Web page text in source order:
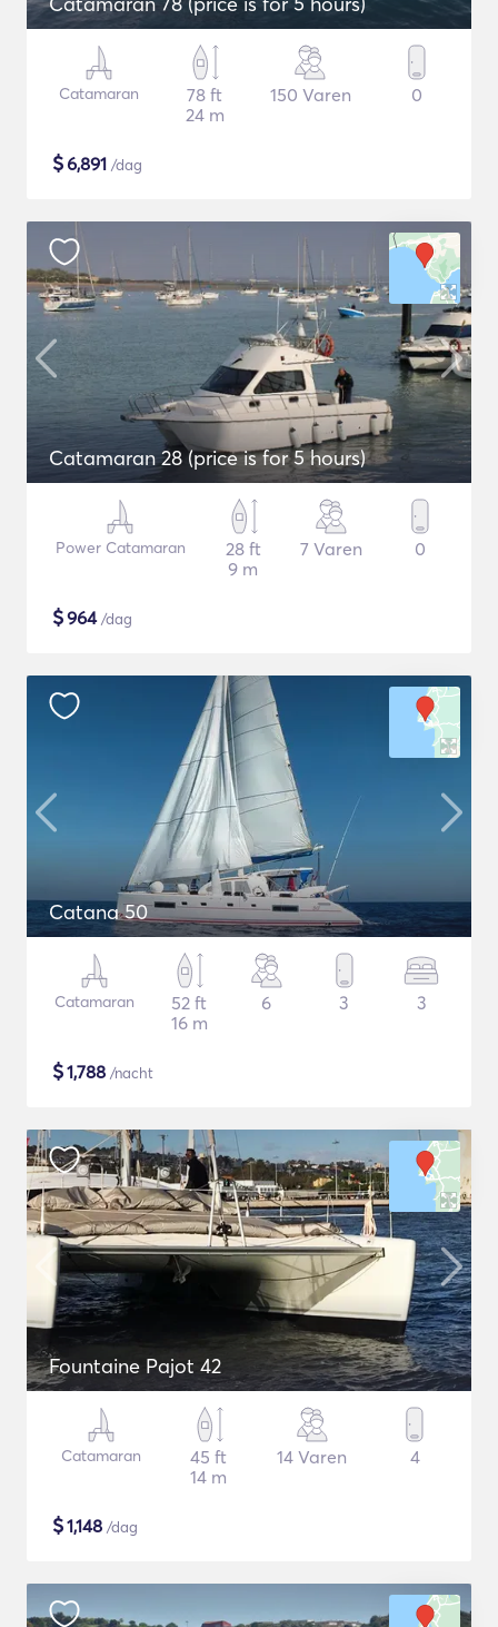
Catamaran
78 ft
24 m
150 Varen 0
$6,891 /dag
Catamaran 28 (price is for 5 hours)
Power Catamaran
28 ft
9 m
7 Varen 0
$964/dag
Catana 50
Catamaran
52 ft
16 m
6 3 3
$1,788 /nacht
Fountaine Pajot 42
Catamaran
45 ft
14 m
14 Varen 4
$1,148 /dag